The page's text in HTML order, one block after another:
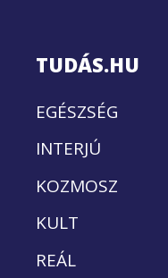
TUDÁS.HU
EGÉSZSÉG
INTERJÚ
KOZMOSZ
KULT
REÁL